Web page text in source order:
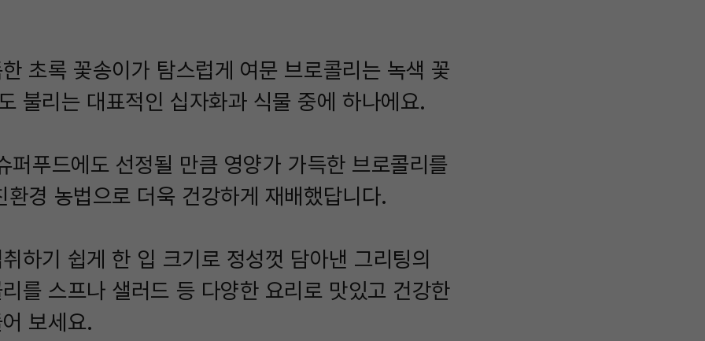
초록 꽃송이가 탐스럽게 여문 브로콜리는 녹색 꽃
불리는 대표적인 십자화과 식물 중에 하나에요.
퍼푸드에도 선정될 만큼 영양가 가득한 브로콜리를
환경 농법으로 더욱 건강하게 재배했답니다.
하기 쉽게 한 입 크기로 정성껏 담아낸 그리팅의
를 스프나 샐러드 등 다양한 요리로 맛있고 건강한
보세요.